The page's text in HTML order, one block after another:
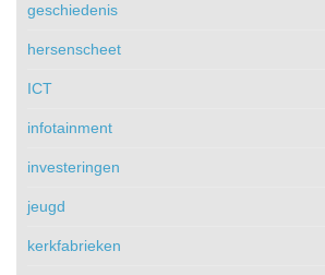
geschiedenis
hersenscheet
ICT
infotainment
investeringen
jeugd
kerkfabrieken